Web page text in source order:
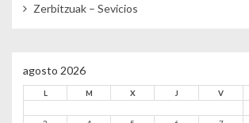
Zerbitzuak – Sevicios
agosto 2026
L M X J V